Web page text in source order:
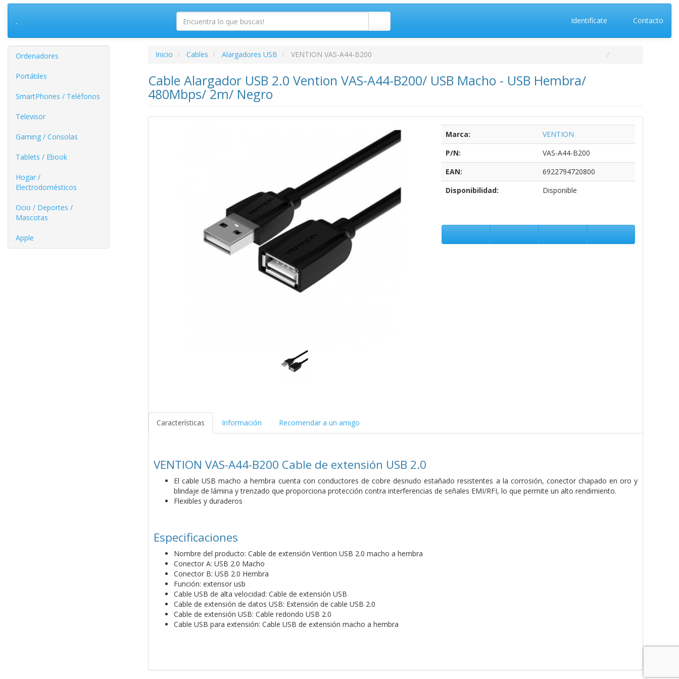
. Identifícate Contacto
Ordenadores
Portátiles
SmartPhones / Teléfonos
Televisor
Gaming / Consolas
Tablets / Ebook
Hogar /
Electrodomésticos
Ocio / Deportes /
Mascotas
Apple
Inicio Cables Alargadores USB VENTION VAS-A44-B200
Cable Alargador USB 2.0 Vention VAS-A44-B200/ USB Macho - USB Hembra/
480Mbps/ 2m/ Negro
Marca:
VENTION
P/N:
VAS-A44-B200
EAN:
6922794720800
Disponibilidad:
Disponible
Características Información Recomendar a un amigo
VENTION VAS-A44-B200 Cable de extensión USB 2.0
El cable USB macho a hembra cuenta con conductores de cobre desnudo estañado resistentes a la corrosión, conector chapado en oro y
blindaje de lámina y trenzado que proporciona protección contra interferencias de señales EMI/RFI, lo que permite un alto rendimiento.
Flexibles y duraderos
Especificaciones
Nombre del producto: Cable de extensión Vention USB 2.0 macho a hembra
Conector A: USB 2.0 Macho
Conector B: USB 2.0 Hembra
Función: extensor usb
Cable USB de alta velocidad: Cable de extensión USB
Cable de extensión de datos USB: Extensión de cable USB 2.0
Cable de extensión USB: Cable redondo USB 2.0
Cable USB para extensión: Cable USB de extensión macho a hembra